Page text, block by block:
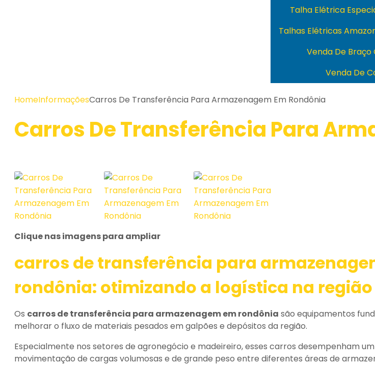
Talha Elétrica
Talhas Elétricas
Venda De
Venda De
HomeInformaçõesCarros De Transferência Para Armazenagem Em Rondônia
Carros De Transferência Para
Clique nas imagens para ampliar
carros de transferência para
rondônia: otimizando a logística na região
Os carros de transferência para armazenagem em rondônia são equipamentos
melhorar o fluxo de materiais pesados em galpões e depósitos da região.
Especialmente nos setores de agronegócio e madeireiro, esses carros desempenham
movimentação de cargas volumosas e de grande peso entre diferentes áreas de